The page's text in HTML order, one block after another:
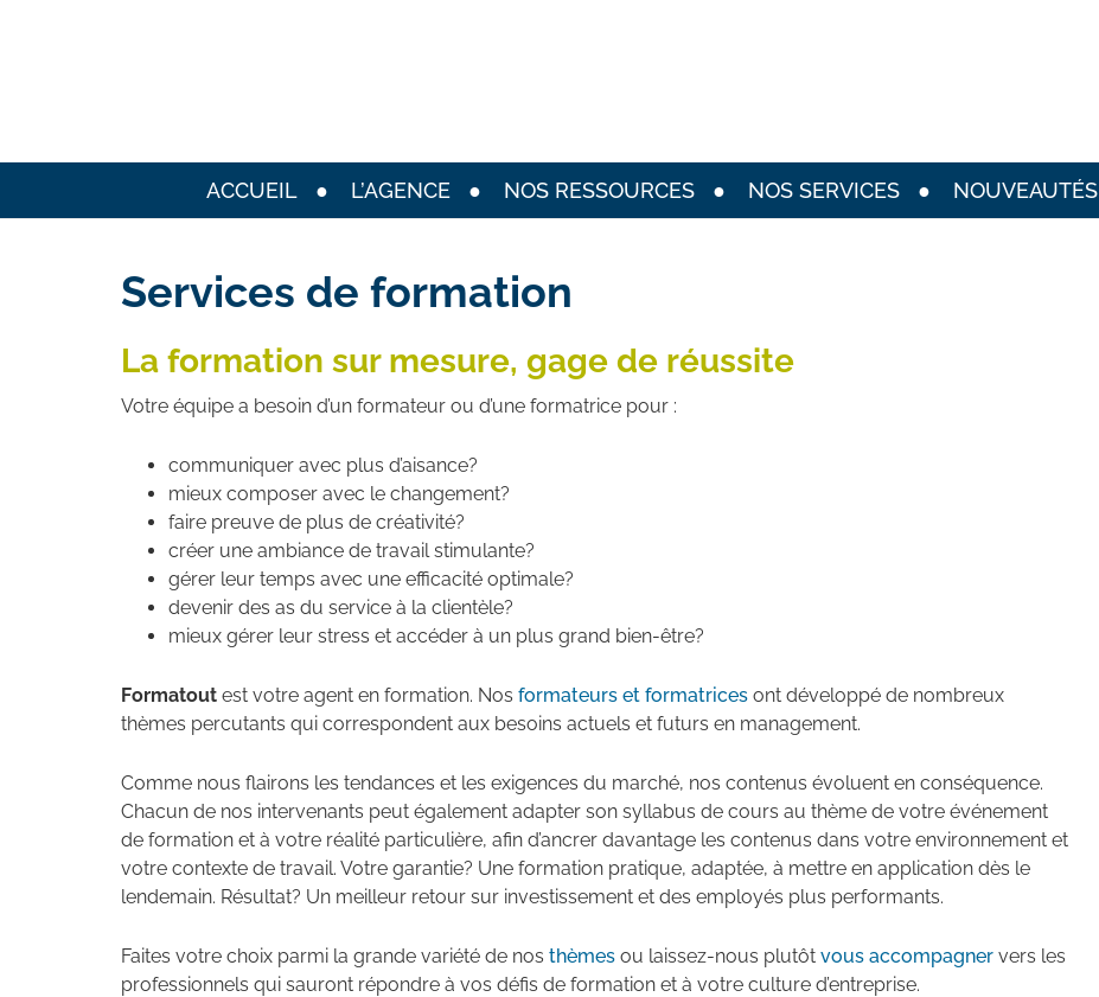
ACCUEIL L’AGENCE NOS RESSOURCES NOS SERVICES NOUVEAUTÉS
Services de formation
La formation sur mesure, gage de réussite
Votre équipe a besoin d’un formateur ou d’une formatrice pour :
communiquer avec plus d’aisance?
mieux composer avec le changement?
faire preuve de plus de créativité?
créer une ambiance de travail stimulante?
gérer leur temps avec une efficacité optimale?
devenir des as du service à la clientèle?
mieux gérer leur stress et accéder à un plus grand bien-être?
Formatout est votre agent en formation. Nos formateurs et formatrices ont développé de nombreux
thèmes percutants qui correspondent aux besoins actuels et futurs en management.
Comme nous flairons les tendances et les exigences du marché, nos contenus évoluent en conséquence.
Chacun de nos intervenants peut également adapter son syllabus de cours au thème de votre événement
de formation et à votre réalité particulière, afin d’ancrer davantage les contenus dans votre environnement et
votre contexte de travail. Votre garantie? Une formation pratique, adaptée, à mettre en application dès le
lendemain. Résultat? Un meilleur retour sur investissement et des employés plus performants.
Faites votre choix parmi la grande variété de nos thèmes ou laissez-nous plutôt vous accompagner vers les
professionnels qui sauront répondre à vos défis de formation et à votre culture d’entreprise.